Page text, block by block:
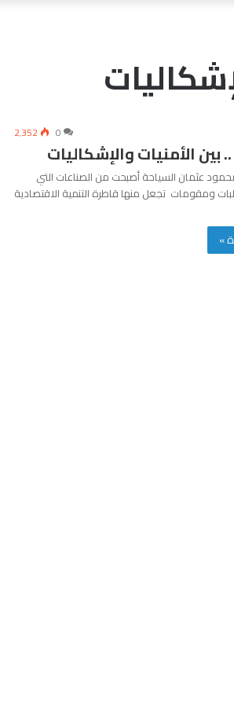
0 2٬352
بين الأمنيات والإشكاليات
عثمان السياحة أصبحت من الصناعات التي
ومقومات تجعل منها قاطرة التنمية الاقتصادية
»